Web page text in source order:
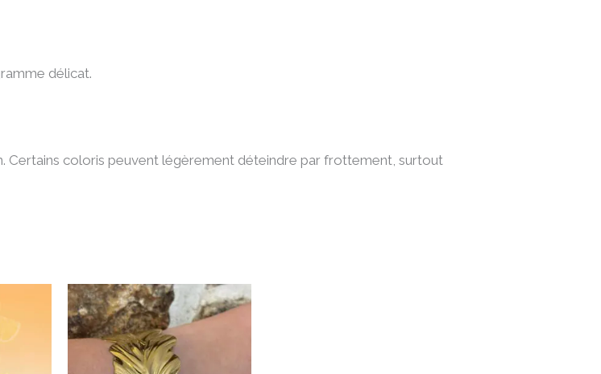
délicat.
Certains coloris peuvent légèrement déteindre par frottement, surtout